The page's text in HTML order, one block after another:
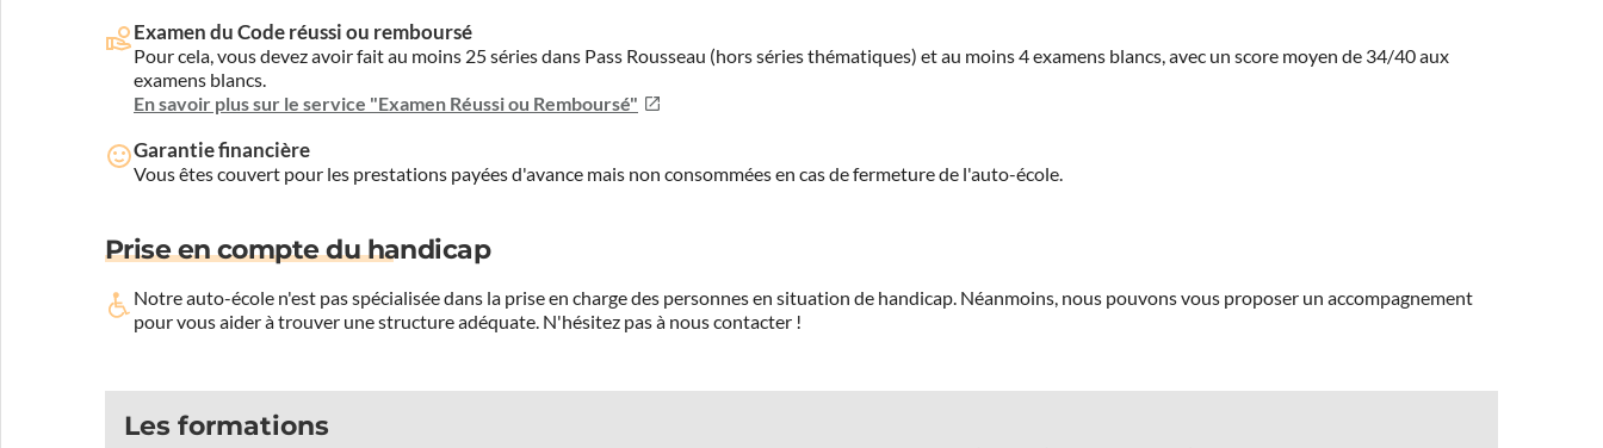
Examen du Code réussi ou remboursé
Pour cela, vous devez avoir fait au moins 25 séries dans Pass Rousseau (hors séries thématiques) et au moins 4 examens blancs, avec un score moyen de 34/40 aux
examens blancs.
En savoir plus sur le service "Examen Réussi ou Remboursé"
Garantie financière
Vous êtes couvert pour les prestations payées d'avance mais non consommées en cas de fermeture de l'auto-école.
Prise en compte du handicap
Notre auto-école n'est pas spécialisée dans la prise en charge des personnes en situation de handicap. Néanmoins, nous pouvons vous proposer un accompagnement
pour vous aider à trouver une structure adéquate. N'hésitez pas à nous contacter !
Les formations